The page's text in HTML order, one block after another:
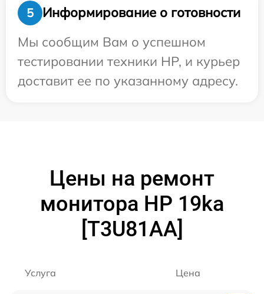
5
Информирование о готовности
Мы сообщим Вам о успешном
тестировании техники HP, и курьер
доставит ее по указанному адресу.
Цены на ремонт
монитора HP 19ka
[T3U81AA]
Услуга Цена